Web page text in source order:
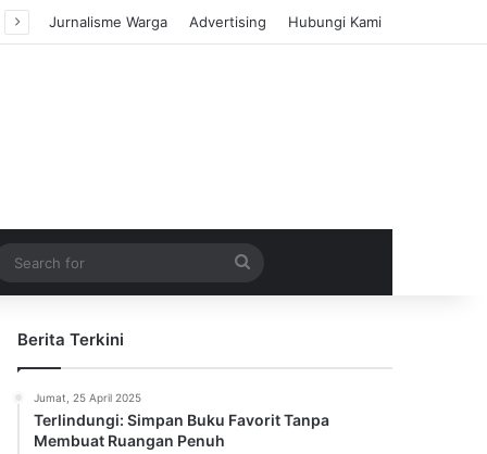
Jurnalisme Warga Advertising Hubungi Kami
Article
for
Berita Terkini
Jumat, 25 April 2025
Terlindungi: Simpan Buku Favorit Tanpa
Membuat Ruangan Penuh